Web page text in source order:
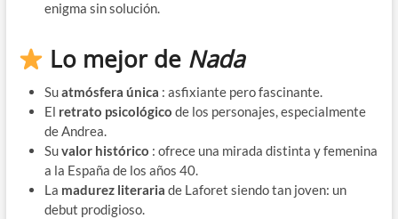
enigma sin solución.
Lo mejor de Nada
Suatmósfera única : asfixiante pero fascinante.
El retrato psicológico de los personajes, especialmente
de Andrea.
Suvalor histórico : ofrece una mirada distinta y femenina
a la España de los años 40.
La madurez literaria de Laforet siendo tan joven: un
debut prodigioso.